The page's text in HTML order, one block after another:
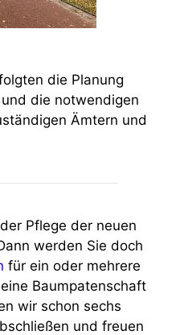
die Planung
die notwendigen
Ämtern und
Pflege der neuen
werden Sie doch
für ein oder mehrere
Baumpatenschaft
wir schon sechs
und freuen